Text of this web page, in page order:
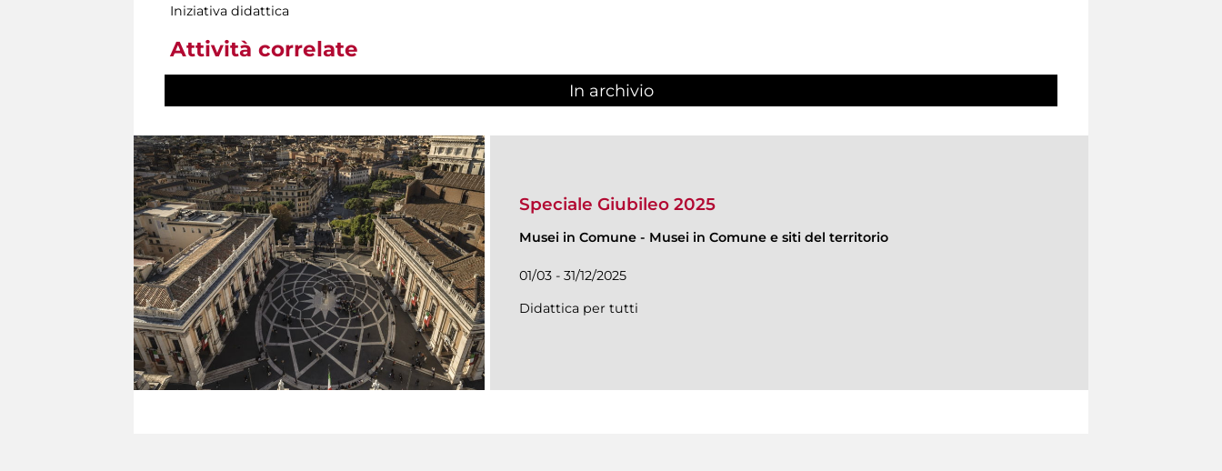
Iniziativa didattica
Attività correlate
In archivio
Speciale Giubileo 2025
Musei in Comune - Musei in Comune e siti del territorio
01/03 - 31/12/2025
Didattica per tutti